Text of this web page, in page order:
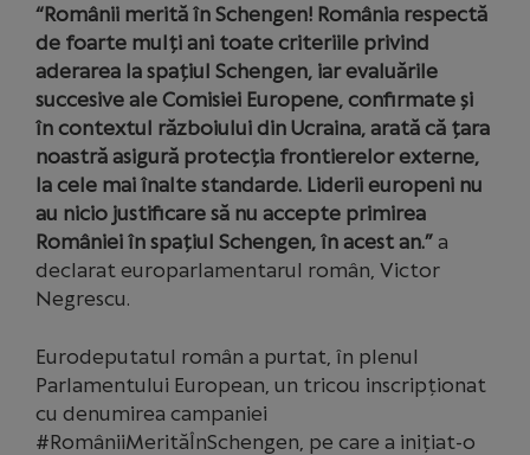
“Românii merită în Schengen! România respectă
de foarte mulți ani toate criteriile privind
aderarea la spațiul Schengen, iar evaluările
succesive ale Comisiei Europene, confirmate și
în contextul războiului din Ucraina, arată că țara
noastră asigură protecția frontierelor externe,
la cele mai înalte standarde. Liderii europeni nu
au nicio justificare să nu accepte primirea
României în spațiul Schengen, în acest an.” a
declarat europarlamentarul român, Victor
Negrescu.
Eurodeputatul român a purtat, în plenul
Parlamentului European, un tricou inscripționat
cu denumirea campaniei
#RomâniiMerităÎnSchengen, pe care a inițiat-o